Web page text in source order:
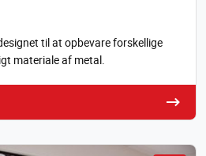
til at opbevare forskellige
materiale af metal.